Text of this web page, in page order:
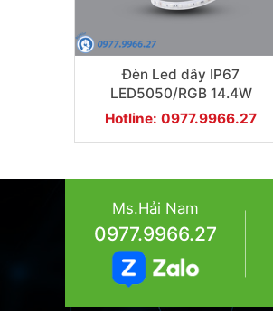
Đèn Led dây IP67
LED5050/RGB 14.4W
Hotline: 0977.9966.27
Ms.Hải Nam
0977.9966.27